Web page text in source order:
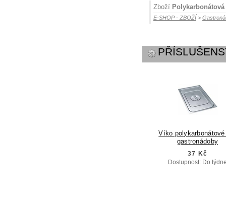
Zboží
E-SHOP - ZBOŽÍ >
Víko polykarbonátové
gastronádoby
37 Kč
Dostupnost: Do